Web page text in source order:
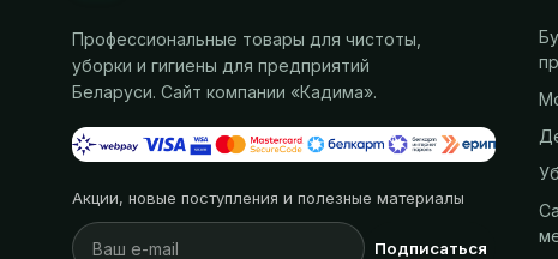
Профессиональные товары для чистоты,
уборки и гигиены для предприятий
Беларуси. Сайт компании «Кадима».
Акции, новые поступления и полезные материалы
Подписаться